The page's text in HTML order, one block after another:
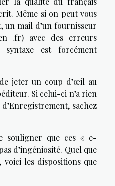
Même si on peut vous
mail d’un fournisseur
.fr) avec des erreurs
syntaxe est forcément
jeter un coup d’œil au
Si celui-ci n’a rien
sachez
souligner que ces « e-
d’ingéniosité. Quel que
voici les dispositions que